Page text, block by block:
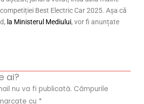
Best Electric Car 2025. Așa că
la Ministerul Mediului, vor fi anunțate
ai?
nu va fi publicată. Câmpurile
cu *